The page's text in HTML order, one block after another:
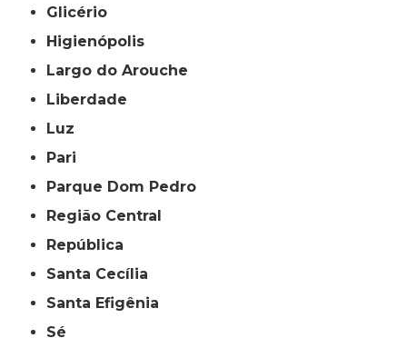
Glicério
Higienópolis
Largo do Arouche
Liberdade
Luz
Pari
Parque Dom Pedro
Região Central
República
Santa Cecília
Santa Efigênia
Sé